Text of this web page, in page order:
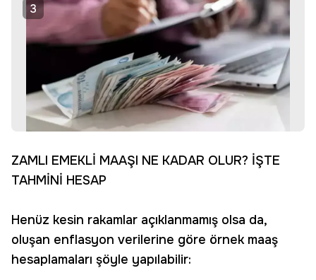
3
ZAMLI EMEKLİ MAAŞI NE KADAR OLUR? İŞTE
TAHMİNİ HESAP
Henüz kesin rakamlar açıklanmamış olsa da,
oluşan enflasyon verilerine göre örnek maaş
hesaplamaları şöyle yapılabilir: